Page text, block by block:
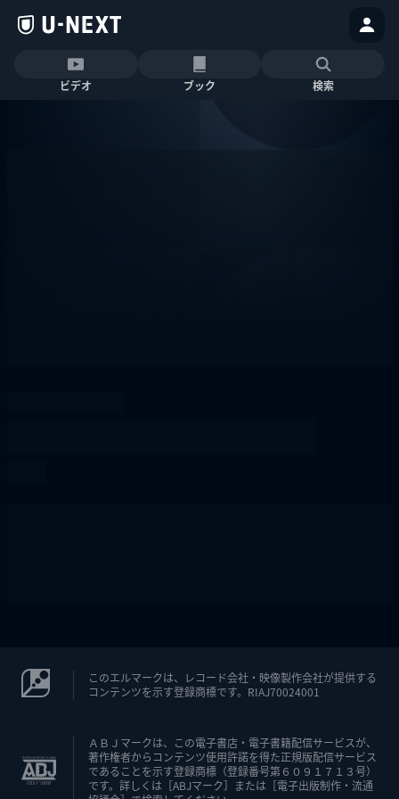
ビデオ ブック 検索
このエルマークは、レコード会社・映像製作会社が提供する
コンテンツを示す登録商標です。RIAJ70024001
ＡＢＪマークは、この電子書店・電子書籍配信サービスが、
著作権者からコンテンツ使用許諾を得た正規版配信サービス
であることを示す登録商標（登録番号第６０９１７１３号）
です。詳しくは［ABJマーク］または［電子出版制作・流通